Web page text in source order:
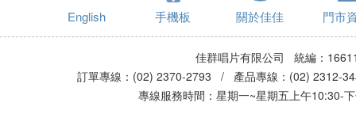
English 手機板 關於佳佳 門市
佳群唱片有限公司 統編：
訂單專線：(02) 2370-2793 / 產品專線：(02)
專線服務時間：星期一~星期五上午10:30-